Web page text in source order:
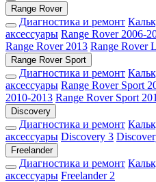
Range Rover
Диагностика и ремонт
аксессуары Range Rover 2006-
Range Rover 2013 Range Rover
Range Rover Sport
Диагностика и ремонт
аксессуары Range Rover Sport
2010-2013 Range Rover Sport
Discovery
Диагностика и ремонт
аксессуары Discovery 3
Freelander
Диагностика и ремонт
аксессуары Freelander 2